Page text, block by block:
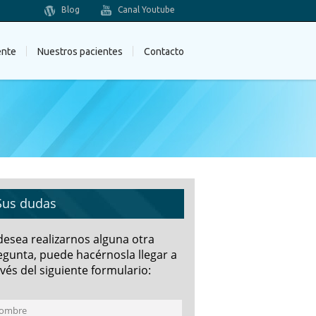
Canal Youtube
Blog
Nuestros pacientes Contacto
dudas
realizarnos alguna otra
puede hacérnosla llegar a
del siguiente formulario: